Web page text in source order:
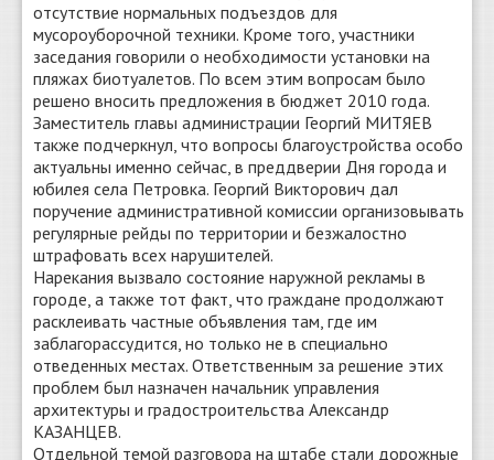
отсутствие нормальных подъездов для
мусороуборочной техники. Кроме того, участники
заседания говорили о необходимости установки на
пляжах биотуалетов. По всем этим вопросам было
решено вносить предложения в бюджет 2010 года.
Заместитель главы администрации Георгий МИТЯЕВ
также подчеркнул, что вопросы благоустройства особо
актуальны именно сейчас, в преддверии Дня города и
юбилея села Петровка. Георгий Викторович дал
поручение административной комиссии организовывать
регулярные рейды по территории и безжалостно
штрафовать всех нарушителей.
Нарекания вызвало состояние наружной рекламы в
городе, а также тот факт, что граждане продолжают
расклеивать частные объявления там, где им
заблагорассудится, но только не в специально
отведенных местах. Ответственным за решение этих
проблем был назначен начальник управления
архитектуры и градостроительства Александр
КАЗАНЦЕВ.
Отдельной темой разговора на штабе стали дорожные